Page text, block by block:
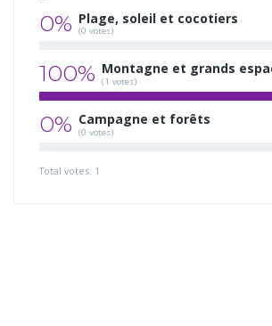
0% Plage, soleil et cocotiers
(0 votes)
100% Montagne et grands
(1 votes)
0% Campagne et forêts
(0 votes)
Total votes: 1